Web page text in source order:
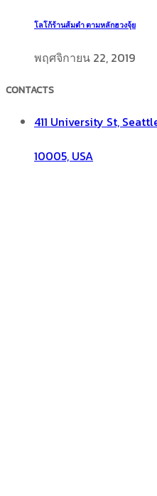
โลโก้ร้านส้มตำ ตามหลักฮวงจุ้ย
พฤศจิกายน 22, 2019
CONTACTS
411 University St,
10005, USA